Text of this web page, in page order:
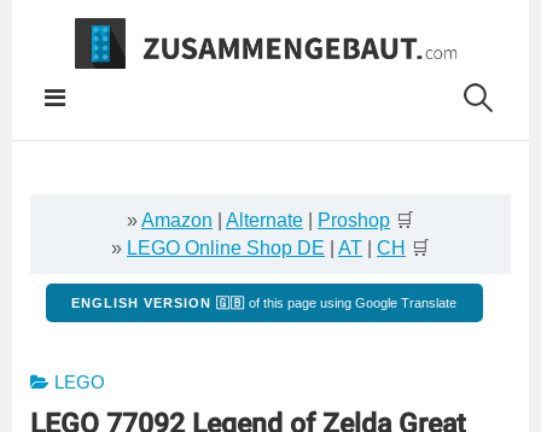
Springe
Inhalt
»Amazon Alternate Proshop 🛒
» LEGO Online Shop DE AT CH 🛒
ENGLISH VERSION 🇬🇧 of this page using Google Translate
LEGO
LEGO 77092 Legend of Zelda Great